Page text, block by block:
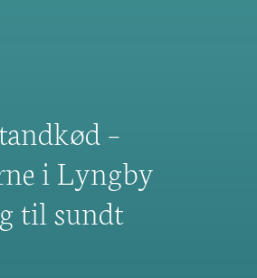
–
i Lyngby
til sundt